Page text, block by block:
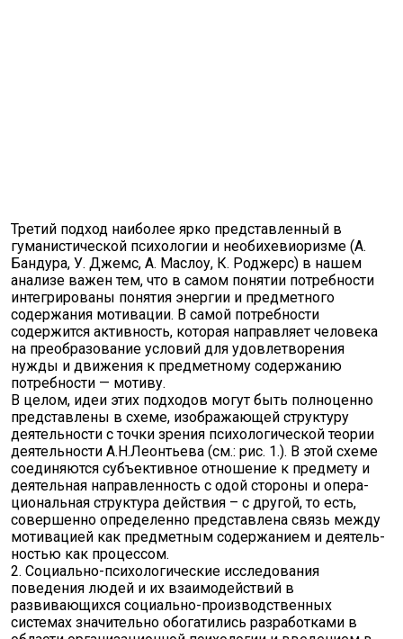
Третий подход наиболее ярко представленный в
гуманистической психологии и необихевиоризме (А.
Бандура, У. Джемс, А. Маслоу, К. Роджерс) в нашем
анализе важен тем, что в самом понятии потребности
интегрированы понятия энергии и предметного
содержания мотивации. В самой потребности
содержится активность, которая направляет человека
на преобразование условий для удовлетворения
нужды и движения к предметному содержанию
потребности — мотиву.
В целом, идеи этих подходов могут быть полноценно
представлены в схеме, изображающей структуру
деятельности с точки зрения психологической теории
деятельности А.Н.Леонтьева (см.: рис. 1.). В этой схеме
соединяются субъективное отношение к пред­мету и
деятельная направленность с од­ой стороны и опе­ра­
циональная струк­тура действия – с дру­гой, то есть,
совер­шен­но оп­ре­деленно пред­ставлена связь между
мотива­цией как пред­метным содержанием и дея­тель­
ностью как процессом.
2. Социально-психологические исследования
поведения людей и их взаимодействий в
развивающихся социально-производственных
системах значительно обогатились разработками в